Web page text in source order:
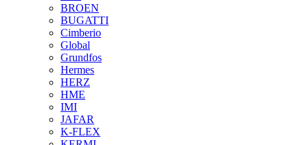
BROEN
BUGATTI
Cimberio
Global
Grundfos
Hermes
HERZ
HME
IMI
JAFAR
K-FLEX